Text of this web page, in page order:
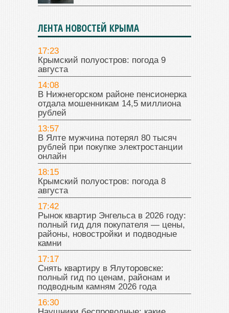
ЛЕНТА НОВОСТЕЙ КРЫМА
17:23
Крымский полуостров: погода 9
августа
14:08
В Нижнегорском районе пенсионерка
отдала мошенникам 14,5 миллиона
рублей
13:57
В Ялте мужчина потерял 80 тысяч
рублей при покупке электростанции
онлайн
18:15
Крымский полуостров: погода 8
августа
17:42
Рынок квартир Энгельса в 2026 году:
полный гид для покупателя — цены,
районы, новостройки и подводные
камни
17:17
Снять квартиру в Ялуторовске:
полный гид по ценам, районам и
подводным камням 2026 года
16:30